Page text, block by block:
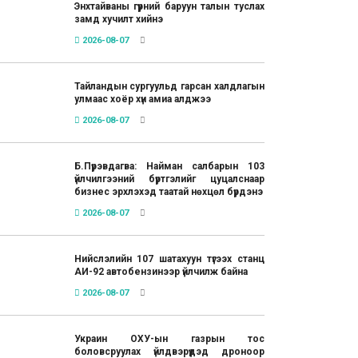
Энхтайваны гүүрний баруун талын туслах
замд хучилт хийнэ
2026-08-07
Тайландын сургуульд гарсан халдлагын
улмаас хоёр хүн амиа алджээ
2026-08-07
Б.Пүрэвдагва: Найман салбарын 103
үйлчилгээний бүртгэлийг цуцалснаар
бизнес эрхлэхэд таатай нөхцөл бүрдэнэ
2026-08-07
Нийслэлийн 107 шатахуун түгээх станц
АИ-92 автобензинээр үйлчилж байна
2026-08-07
Украин ОХУ-ын газрын тос
боловсруулах үйлдвэрүүдэд дроноор